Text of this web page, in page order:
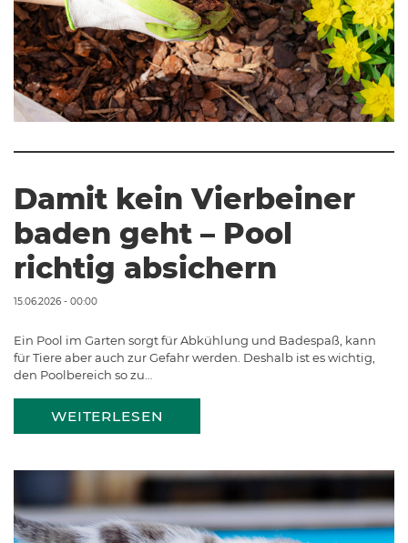
Damit kein Vierbeiner
baden geht – Pool
richtig absichern
15.06.2026 - 00:00
Ein Pool im Garten sorgt für Abkühlung und Badespaß, kann
für Tiere aber auch zur Gefahr werden. Deshalb ist es wichtig,
den Poolbereich so zu…
WEITERLESEN